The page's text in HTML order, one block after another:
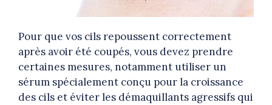
Pour que vos cils repoussent correctement
après avoir été coupés, vous devez prendre
certaines mesures, notamment utiliser un
sérum spécialement conçu pour la croissance
des cils et éviter les démaquillants agressifs qui